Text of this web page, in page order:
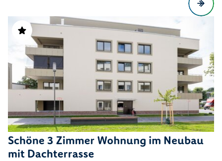
Schöne 3 Zimmer Wohnung im Neubau
mit Dachterrasse